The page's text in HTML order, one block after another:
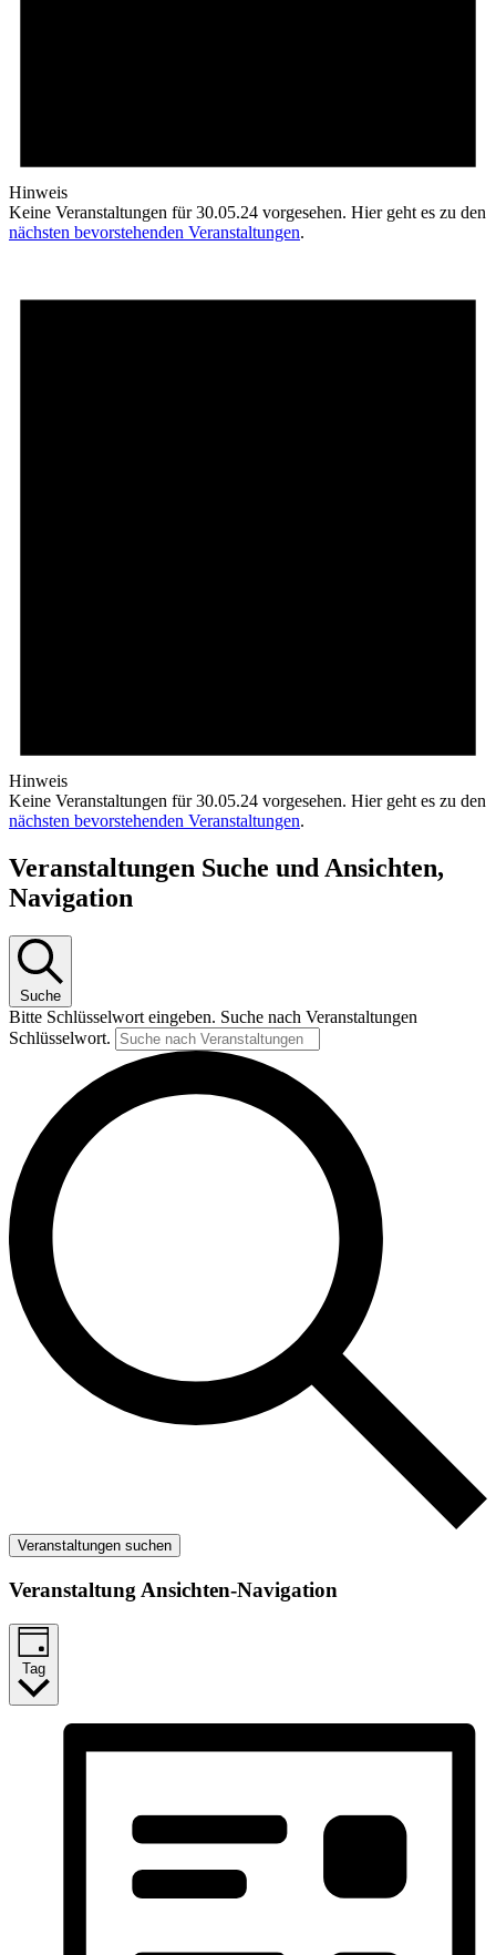
Hinweis
Keine Veranstaltungen für 30.05.24 vorgesehen. Hier geht es zu den
nächsten bevorstehenden Veranstaltungen.
Hinweis
Keine Veranstaltungen für 30.05.24 vorgesehen. Hier geht es zu den
nächsten bevorstehenden Veranstaltungen.
Veranstaltungen Suche und Ansichten,
Navigation
Suche
Bitte Schlüsselwort eingeben. Suche nach Veranstaltungen
Schlüsselwort.
Veranstaltungen suchen
Veranstaltung Ansichten-Navigation
Tag